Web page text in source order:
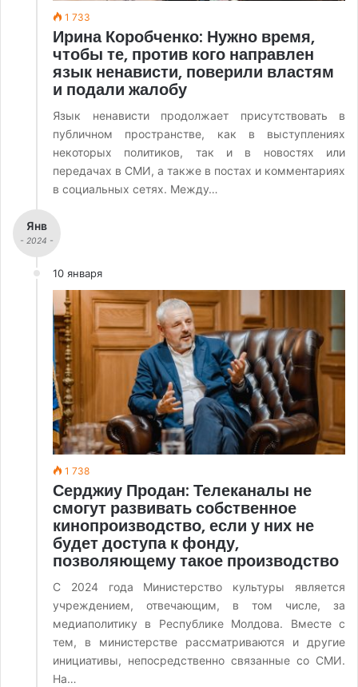
1 733
Ирина Коробченко: Нужно время,
чтобы те, против кого направлен
язык ненависти, поверили властям
и подали жалобу
Язык ненависти продолжает присутствовать в
публичном пространстве, как в выступлениях
некоторых политиков, так и в новостях или
передачах в СМИ, а также в постах и комментариях
в социальных сетях. Между…
Янв
- 2024 -
10 января
1 738
Серджиу Продан: Телеканалы не
смогут развивать собственное
кинопроизводство, если у них не
будет доступа к фонду,
позволяющему такое производство
С 2024 года Министерство культуры является
учреждением, отвечающим, в том числе, за
медиаполитику в Республике Молдова. Вместе с
тем, в министерстве рассматриваются и другие
инициативы, непосредственно связанные со СМИ.
На…